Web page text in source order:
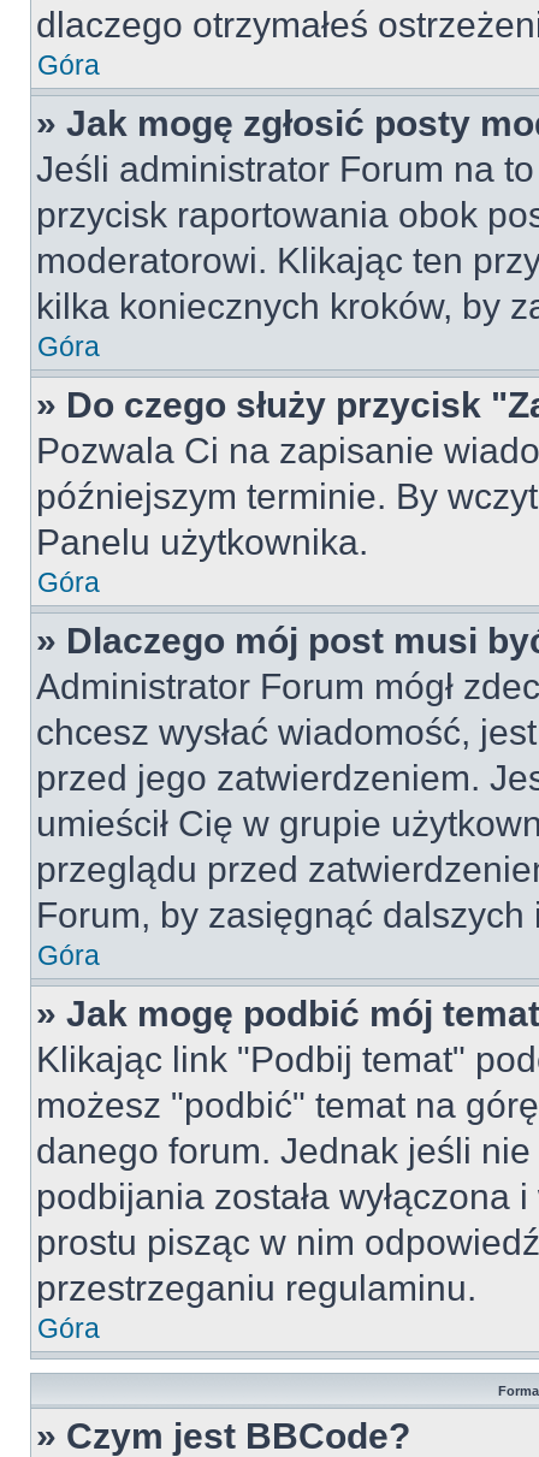
dlaczego otrzymałeś
Góra
» Jak mogę zgłosić posty
Jeśli administrator Forum na
przycisk raportowania obok
moderatorowi. Klikając ten
kilka koniecznych kroków, by
Góra
» Do czego służy przycisk
Pozwala Ci na zapisanie
późniejszym terminie. By
Panelu użytkownika.
Góra
» Dlaczego mój post musi
Administrator Forum mógł
chcesz wysłać wiadomość,
przed jego zatwierdzeniem.
umieścił Cię w grupie
przeglądu przed
Forum, by zasięgnąć dalszych
Góra
» Jak mogę podbić mój
Klikając link "Podbij temat"
możesz "podbić" temat na
danego forum. Jednak jeśli
podbijania została
prostu pisząc w nim
przestrzeganiu regulaminu.
Góra
» Czym jest BBCode?